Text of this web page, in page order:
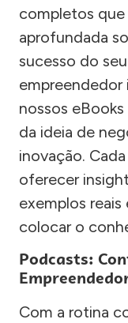
completos
aprofundada
sucesso do
empreendedor
nossos
da ideia de
inovação.
oferecer
exemplos
colocar o
Podcasts:
Com a rotina